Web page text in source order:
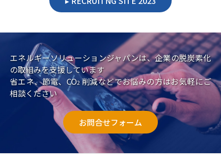
エネルギーソリューションジャパンは、企業の脱炭素化
の取組みを支援しています
省エネ、節電、CO2 削減などでお悩みの方はお気軽にご
相談ください
お問合せフォーム